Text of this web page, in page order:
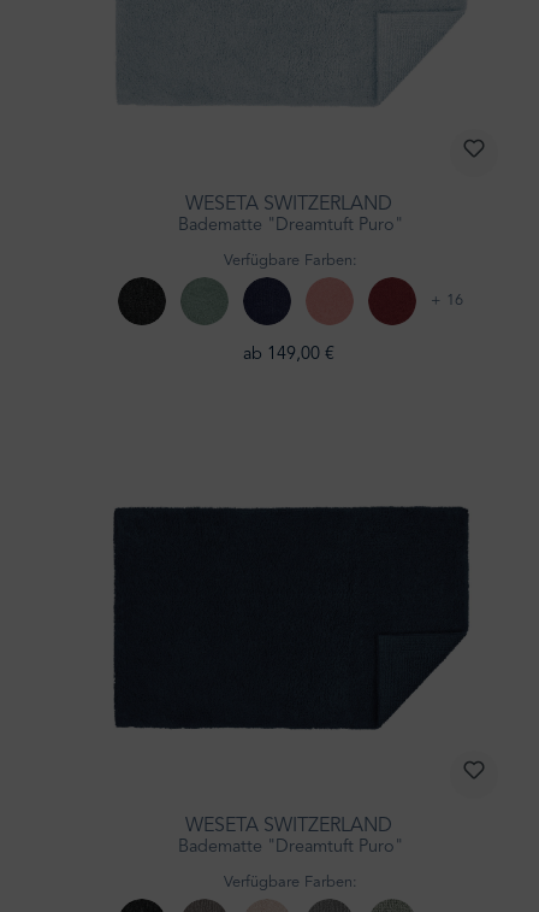
WESETA SWITZERLAND
Badematte "Dreamtuft Puro"
Verfügbare Farben:
+ 16
ab 149,00 €
WESETA SWITZERLAND
Badematte "Dreamtuft Puro"
Verfügbare Farben: